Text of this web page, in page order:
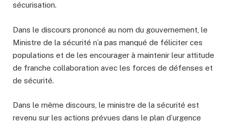
sécurisation.
Dans le discours prononcé au nom du gouvernement, le
Ministre de la sécurité n’a pas manqué de féliciter ces
populations et de les encourager à maintenir leur attitude
de franche collaboration avec les forces de défenses et
de sécurité.
Dans le même discours, le ministre de la sécurité est
revenu sur les actions prévues dans le plan d’urgence